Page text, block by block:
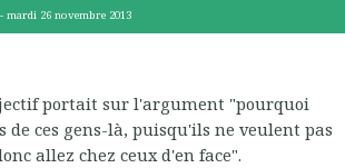
-mardi 26 novembre 2013
portait sur l'argument "pourquoi
de ces gens-là, puisqu'ils ne veulent pas
allez chez ceux d'en face".